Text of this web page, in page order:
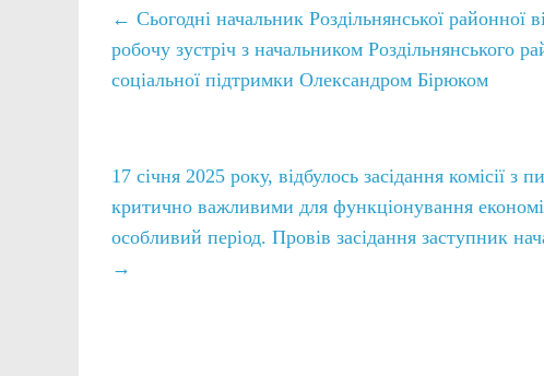
← Сьогодні начальник Роздільнянської районної
робочу зустріч з начальником Роздільнянського
соціальної підтримки Олександром Бірюком
17 січня 2025 року, відбулось засідання комісії з
критично важливими для функціонування
особливий період. Провів засідання заступник
→